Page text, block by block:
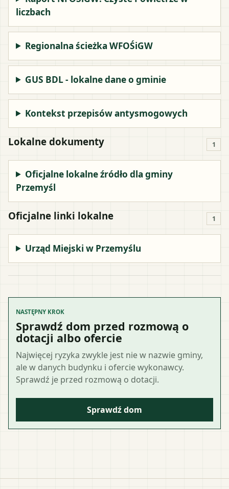
liczbach
Regionalna ścieżka WFOŚiGW
GUS BDL - lokalne dane o gminie
Kontekst przepisów antysmogowych
Lokalne dokumenty 1
Oficjalne lokalne źródło dla gminy
Przemyśl
Oficjalne linki lokalne 1
Urząd Miejski w Przemyślu
NASTĘPNY KROK
Sprawdź dom przed rozmową o
dotacji albo ofercie
Najwięcej ryzyka zwykle jest nie w nazwie gminy,
ale w danych budynku i ofercie wykonawcy.
Sprawdź je przed rozmową o dotacji.
Sprawdź dom